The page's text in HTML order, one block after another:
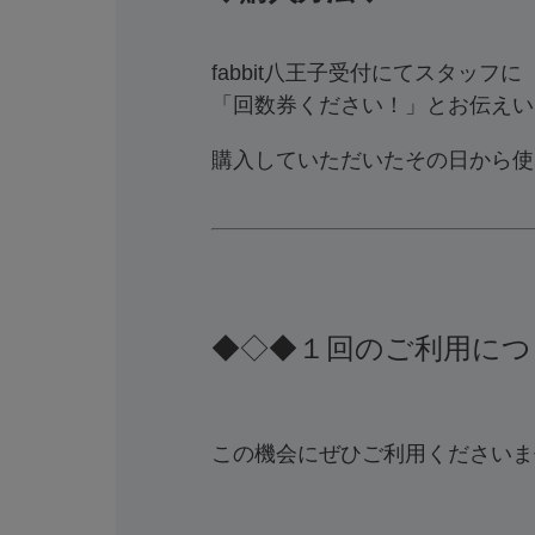
fabbit八王子受付にてスタッフに
「回数券ください！」とお伝え
購入していただいたその日から
◆◇◆１回のご利用につ
この機会にぜひご利用ください